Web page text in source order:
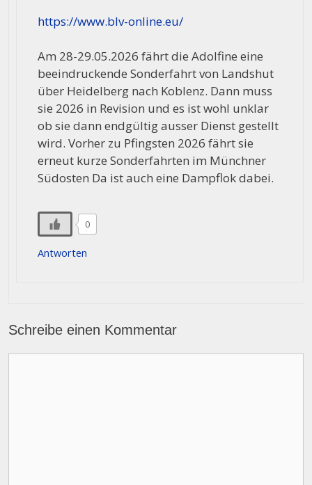
https://www.blv-online.eu/
Am 28-29.05.2026 fährt die Adolfine eine
beeindruckende Sonderfahrt von Landshut
über Heidelberg nach Koblenz. Dann muss
sie 2026 in Revision und es ist wohl unklar
ob sie dann endgültig ausser Dienst gestellt
wird. Vorher zu Pfingsten 2026 fährt sie
erneut kurze Sonderfahrten im Münchner
Südosten Da ist auch eine Dampflok dabei.
0
Antworten
Schreibe einen Kommentar